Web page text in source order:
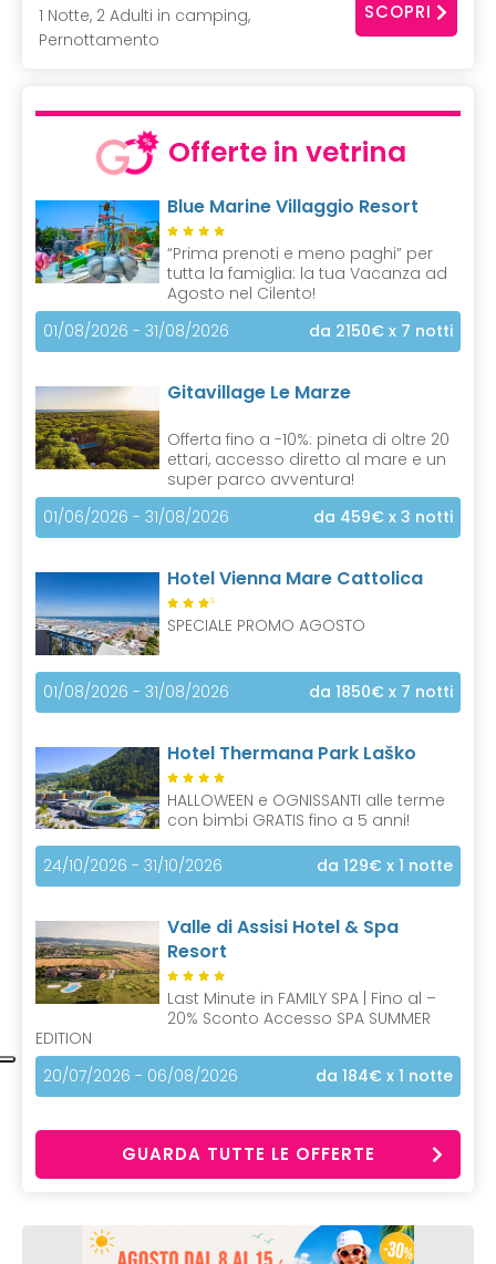
1 Notte, 2 Adulti in camping,
Pernottamento
SCOPRI
Offerte in vetrina
Blue Marine Villaggio Resort
“Prima prenoti e meno paghi” per
tutta la famiglia: la tua Vacanza ad
Agosto nel Cilento!
01/08/2026 - 31/08/2026
da 2150€ x 7 notti
Gitavillage Le Marze
Offerta fino a -10%: pineta di oltre 20
ettari, accesso diretto al mare e un
super parco avventura!
01/06/2026 - 31/08/2026
da 459€ x 3 notti
Hotel Vienna Mare Cattolica
S
SPECIALE PROMO AGOSTO
01/08/2026 - 31/08/2026 da 1850€ x 7 notti
Hotel Thermana Park Laško
HALLOWEEN e OGNISSANTI alle terme
con bimbi GRATIS fino a 5 anni!
24/10/2026 - 31/10/2026 da 129€ x 1 notte
Valle di Assisi Hotel & Spa
Resort
Last Minute in FAMILY SPA | Fino al –
20% Sconto Accesso SPA SUMMER
EDITION
20/07/2026 - 06/08/2026
da 184€ x 1 notte
GUARDA TUTTE LE OFFERTE